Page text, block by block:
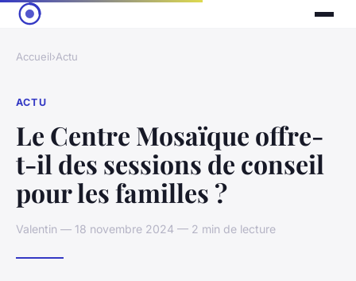
Accueil›Actu
ACTU
Le Centre Mosaïque offre-
t-il des sessions de conseil
pour les familles ?
Valentin — 18 novembre 2024 — 2 min de lecture